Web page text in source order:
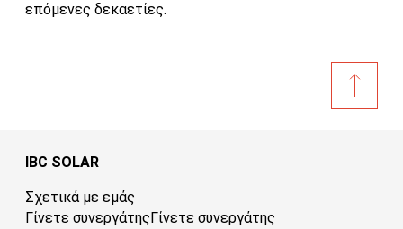
επόμενες δεκαετίες.
IBC SOLAR
Σχετικά με εμάς
Γίνετε συνεργάτηςΓίνετε συνεργάτης